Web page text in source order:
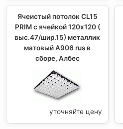
Ячеистый потолок CL15
PRIM с ячейкой 120х120 (
выс.47/шир.15) металлик
матовый А906 rus в
сборе, Албес
уточняйте цену